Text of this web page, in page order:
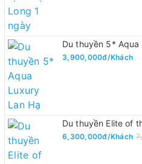
Du thuyền 5* Aqua
3,900,000đ/Khách
Du thuyền Elite of
6,300,000đ/Khách